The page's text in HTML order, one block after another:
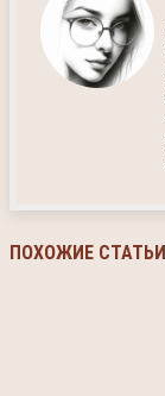
ПОХОЖИЕ СТАТЬИ